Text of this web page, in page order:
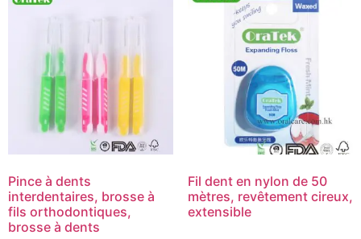
Pince à dents
interdentaires, brosse à
fils orthodontiques,
brosse à dents
Fil dent en nylon de 50
mètres, revêtement cireux,
extensible